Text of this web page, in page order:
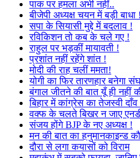
पाक पर हमला अभी नहीं..
बीजेपी अध्यक्ष चयन में बड़ी बाधा !
सपा के सियासी मुद्दे में बदलाव !
रविकिशन तो कब के चले गए !
राहुल पर भड़कीं मायावती !
प्रशांत नहीं रहेंगे शांत !
मोदी की राह चलीं ममता!
योगी का फिर तारणहार बनेगा
बंगाल जीतने की बात यूँ ही नहीं
बिहार में कांग्रेस का तेजस्वी दाँव
वक्फ के चलते बिखर न जाए
संजय होंगे BJP के नए अध्यक्ष !
मन की बात का हनुमानकाइन्ड
दौरा से लगा कयासों को विराम